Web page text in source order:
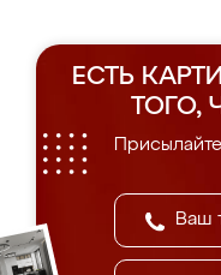
ЕСТЬ
ТОГО,